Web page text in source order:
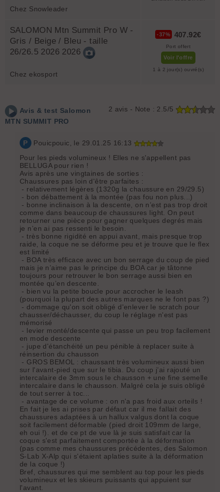
Chez Snowleader
SALOMON Mtn Summit Pro W -
Gris / Beige / Bleu - taille
26/26.5 2026 2026
Chez ekosport
-37% 407.92€
Port offert
Voir l'offre
1 à 2 jour(s) ouvré(s)
2 avis - Note : 2.5/5
Avis & test Salomon
MTN SUMMIT PRO
P Pouicpouic
, le 29.01.25 16:13
Pour les pieds volumineux ! Elles ne s'appellent pas
BELLUGA pour rien !
Avis après une vingtaines de sorties :
Chaussures pas loin d'être parfaites :
- relativement légères (1320g la chaussure en 29/29.5)
- bon débattement à la montée (pas fou non plus...)
- bonne inclinaison à la descente, on n’est pas trop droit
comme dans beaucoup de chaussures light. On peut
retourner une pièce pour gagner quelques degrés mais
je n’en ai pas ressenti le besoin.
- très bonne rigidité en appui avant, mais presque trop
raide, la coque ne se déforme peu et je trouve que le flex
est limité
- BOA très efficace avec un bon serrage du coup de pied
mais je n’aime pas le principe du BOA car je tâtonne
toujours pour retrouver le bon serrage aussi bien en
montée qu’en descente.
- bien vu la petite boucle pour accrocher le leash
(pourquoi la plupart des autres marques ne le font pas ?)
- dommage qu'on soit obligé d'enlever le scratch pour
chausser/déchausser, du coup le réglage n'est pas
mémorisé
- levier monté/descente qui passe un peu trop facilement
en mode descente
- jupe d'étanchéité un peu pénible à replacer suite à
réinsertion du chausson
- GROS BEMOL : chaussant très volumineux aussi bien
sur l'avant-pied que sur le tibia. Du coup j’ai rajouté un
intercalaire de 3mm sous le chausson + une fine semelle
intercalaire dans le chausson. Malgré cela je suis obligé
de tout serrer à toc...
- avantage de ce volume : on n'a pas froid aux orteils !
En fait je les ai prises par défaut car il me fallait des
chaussures adaptées à un hallux valgus dont la coque
soit facilement déformable (pied droit 109mm de large,
eh oui !). et de ce pt de vue là je suis satisfait car la
coque s'est parfaitement comportée à la déformation
(pas comme mes chaussures précédentes, des Salomon
S-Lab X-Alp qui s'étaient aplaties suite à la déformation
de la coque !)
Bref, chaussures qui me semblent au top pour les pieds
volumineux et les skieurs puissants qui appuient sur
l'avant.